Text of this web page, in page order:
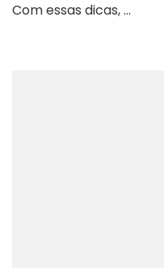
Com essas dicas, …